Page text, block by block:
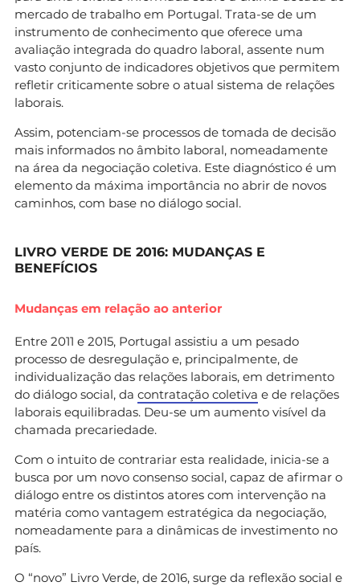
mercado de trabalho em Portugal. Trata-se de um
instrumento de conhecimento que oferece uma
avaliação integrada do quadro laboral, assente num
vasto conjunto de indicadores objetivos que permitem
refletir criticamente sobre o atual sistema de relações
laborais.
Assim, potenciam-se processos de tomada de decisão
mais informados no âmbito laboral, nomeadamente
na área da negociação coletiva. Este diagnóstico é um
elemento da máxima importância no abrir de novos
caminhos, com base no diálogo social.
LIVRO VERDE DE 2016: MUDANÇAS E
BENEFÍCIOS
Mudanças em relação ao anterior
Entre 2011 e 2015, Portugal assistiu a um pesado
processo de desregulação e, principalmente, de
individualização das relações laborais, em detrimento
do diálogo social, da contratação coletiva e de relações
laborais equilibradas. Deu-se um aumento visível da
chamada precariedade.
Com o intuito de contrariar esta realidade, inicia-se a
busca por um novo consenso social, capaz de afirmar o
diálogo entre os distintos atores com intervenção na
matéria como vantagem estratégica da negociação,
nomeadamente para a dinâmicas de investimento no
país.
O “novo” Livro Verde, de 2016, surge da reflexão social e